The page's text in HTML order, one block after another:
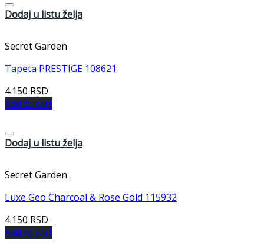
Dodaj u listu želja
Secret Garden
Tapeta PRESTIGE 108621
4.150 RSD
Add to cart
Dodaj u listu želja
Secret Garden
Luxe Geo Charcoal & Rose Gold 115932
4.150 RSD
Add to cart